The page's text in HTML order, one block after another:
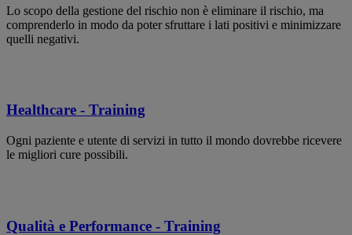
Lo scopo della gestione del rischio non è eliminare il rischio, ma
comprenderlo in modo da poter sfruttare i lati positivi e minimizzare
quelli negativi.
Healthcare - Training
Ogni paziente e utente di servizi in tutto il mondo dovrebbe ricevere
le migliori cure possibili.
Qualità e Performance - Training